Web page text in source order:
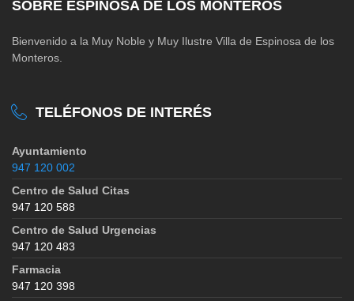
SOBRE ESPINOSA DE LOS MONTEROS
Bienvenido a la Muy Noble y Muy Ilustre Villa de Espinosa de los
Monteros.
TELÉFONOS DE INTERÉS
Ayuntamiento
947 120 002
Centro de Salud Citas
947 120 588
Centro de Salud Urgencias
947 120 483
Farmacia
947 120 398